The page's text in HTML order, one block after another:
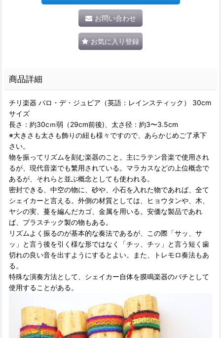
お問い合わせ
お気に入り登録
商品詳細
チリ楽器 パロ・デ・ジュビア（英語：レインスティック） 30cm
サイズ
長さ：約30cｍ弱（29cm前後)、太さ径：約3〜3.5cm
※大きさも太さも飾りの紐も様々ですので、あらかじめご了承下
さい。
物を振ってリズムを刻む楽器のこと。主にラテン音楽で使用され
るが、現代音楽でも繁用されている。マラカスなどの上位概念で
あるが、それらと並ぶ概念としても使われる。
密封できる、中空の物に、砂や、小石を入れた物であれば、全て
シェイカーと言える。外側の材質としては、ヒョウタンや、木、
ヤシの実、蔓を編んだカゴ、金属を用いる。安価な製品であれ
ば、プラスチック製の物もある。
リズムよく振るのが基本的な奏法であるが、この際「サッ、サ
ッ」と言う後を引く様な形ではなく「チッ、チッ」と言う短く歯
切れの良い音を出すようにするとよい。また、トレモロ奏法もあ
る。
特殊な演奏方法として、シェイカー自体を膜鳴楽器のバチとして
使用することがある。